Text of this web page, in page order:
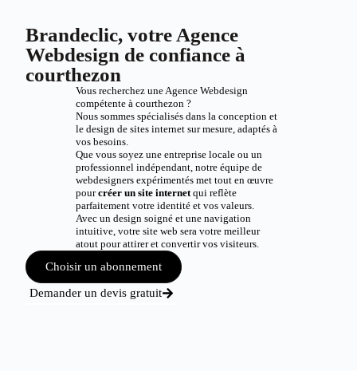
Brandeclic, votre Agence
Webdesign de confiance à
courthezon
Vous recherchez une Agence Webdesign
compétente à courthezon ?
Nous sommes spécialisés dans la conception et
le design de sites internet sur mesure, adaptés à
vos besoins.
Que vous soyez une entreprise locale ou un
professionnel indépendant, notre équipe de
webdesigners expérimentés met tout en œuvre
pourcréer un site internetqui reflète
parfaitement votre identité et vos valeurs.
Avec un design soigné et une navigation
intuitive, votre site web sera votre meilleur
atout pour attirer et convertir vos visiteurs.
Choisir un abonnement
Demander un devis gratuit